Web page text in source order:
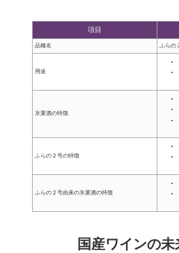
項目
品種名 ふらの
用途
氷菓酒の特徴
ふらの２号の特徴
ふらの２号由来の氷菓酒の特徴
国産ワインの未